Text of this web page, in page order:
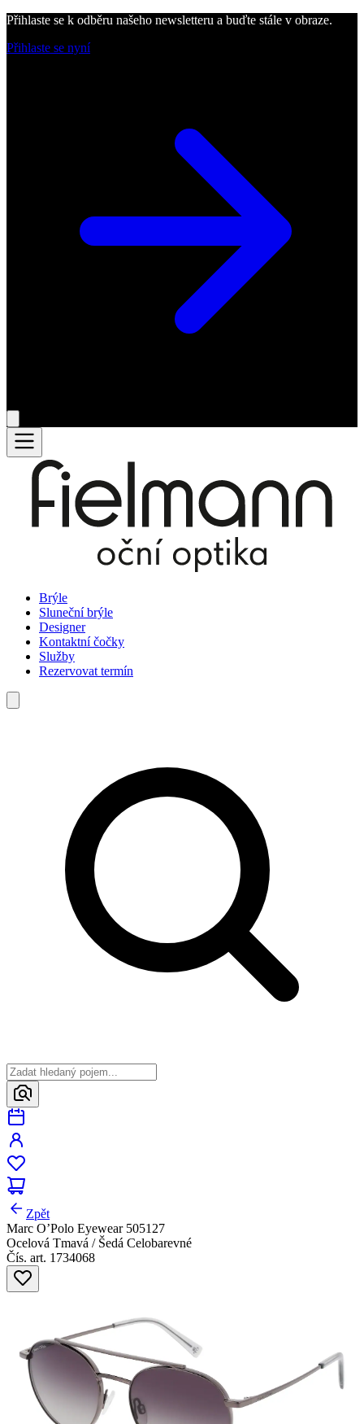
Přihlaste se k odběru našeho newsletteru a buďte stále v obraze.
Přihlaste se nyní
Brýle
Sluneční brýle
Designer
Kontaktní čočky
Služby
Rezervovat termín
Zpět
Marc O’Polo Eyewear 505127
Ocelová Tmavá / Šedá Celobarevné
Čís. art. 1734068